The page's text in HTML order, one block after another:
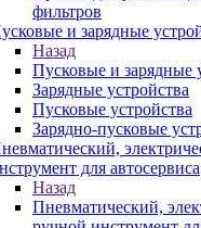
фильтров
и зарядные
Назад
Пусковые и зарядные
Зарядные устройства
Пусковые устройства
Зарядно-пусковые
для автосервиса
Назад
Пневматический,